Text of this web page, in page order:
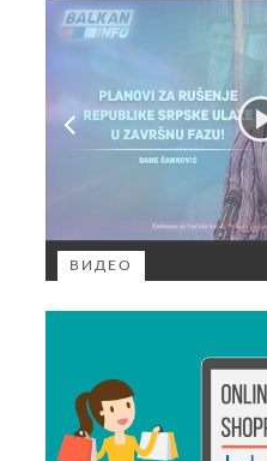
ВИДЕО